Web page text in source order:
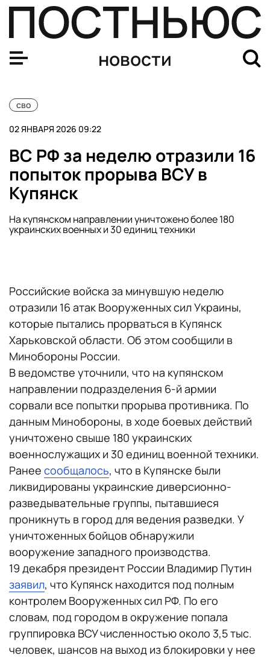
новости
сво
02 ЯНВАРЯ 2026 09:22
ВС РФ за неделю отразили 16
попыток прорыва ВСУ в
Купянск
На купянском направлении уничтожено более 180
украинских военных и 30 единиц техники
Российские войска за минувшую неделю
отразили 16 атак Вооруженных сил Украины,
которые пытались прорваться в Купянск
Харьковской области. Об этом сообщили в
Минобороны России.
В ведомстве уточнили, что на купянском
направлении подразделения 6-й армии
сорвали все попытки прорыва противника. По
данным Минобороны, в ходе боевых действий
уничтожено свыше 180 украинских
военнослужащих и 30 единиц военной техники.
Ранее сообщалось, что в Купянске были
ликвидированы украинские диверсионно-
разведывательные группы, пытавшиеся
проникнуть в город для ведения разведки. У
уничтоженных бойцов обнаружили
вооружение западного производства.
19 декабря президент России Владимир Путин
заявил, что Купянск находится под полным
контролем Вооруженных сил РФ. По его
словам, под городом в окружение попала
группировка ВСУ численностью около 3,5 тыс.
человек, шансов на выход из блокировки у нее
СК РФ: число жертв теракта ВСУ в Хорлах выросло до